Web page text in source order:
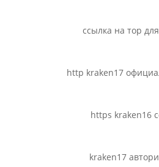
ссылка на тор
http kraken17
https kraken16
kraken17